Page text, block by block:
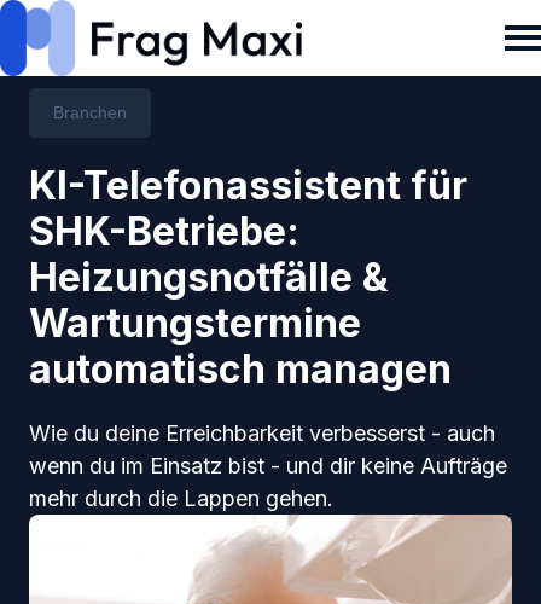
Branchen
KI-Telefonassistent für
SHK-Betriebe:
Heizungsnotfälle &
Wartungstermine
automatisch managen
Wie du deine Erreichbarkeit verbesserst - auch
wenn du im Einsatz bist - und dir keine Aufträge
mehr durch die Lappen gehen.